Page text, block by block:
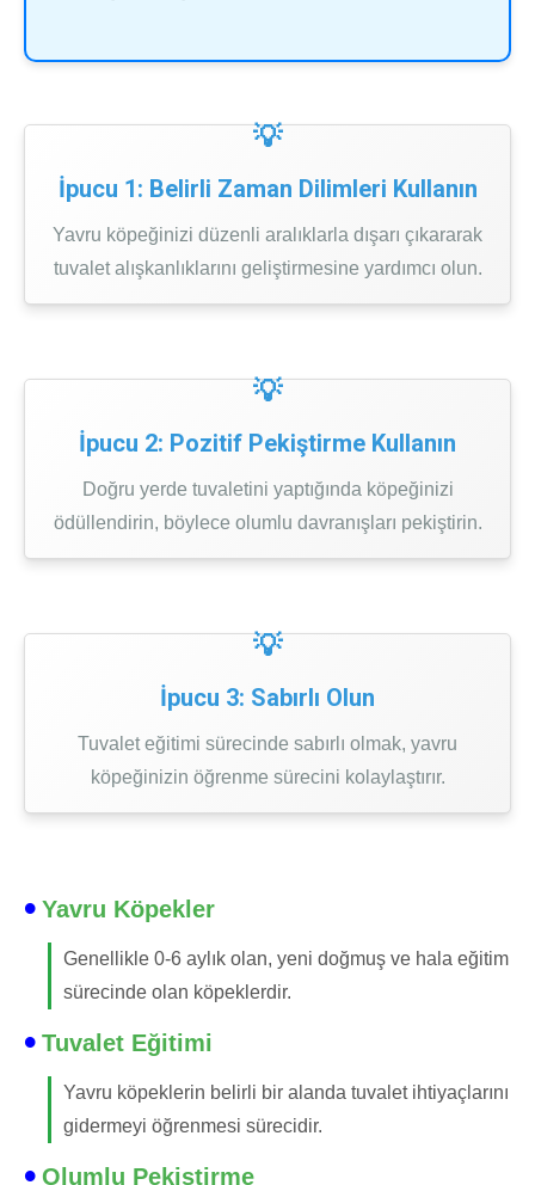
İpucu 1: Belirli Zaman Dilimleri Kullanın
Yavru köpeğinizi düzenli aralıklarla dışarı çıkararak
tuvalet alışkanlıklarını geliştirmesine yardımcı olun.
İpucu 2: Pozitif Pekiştirme Kullanın
Doğru yerde tuvaletini yaptığında köpeğinizi
ödüllendirin, böylece olumlu davranışları pekiştirin.
İpucu 3: Sabırlı Olun
Tuvalet eğitimi sürecinde sabırlı olmak, yavru
köpeğinizin öğrenme sürecini kolaylaştırır.
Yavru Köpekler
Genellikle 0-6 aylık olan, yeni doğmuş ve hala eğitim
sürecinde olan köpeklerdir.
Tuvalet Eğitimi
Yavru köpeklerin belirli bir alanda tuvalet ihtiyaçlarını
gidermeyi öğrenmesi sürecidir.
Olumlu Pekiştirme